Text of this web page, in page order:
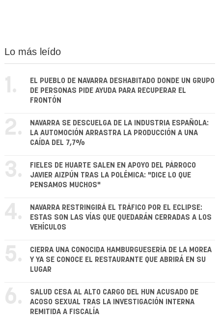
Lo más leído
1.
EL PUEBLO DE NAVARRA DESHABITADO DONDE UN GRUPO
DE PERSONAS PIDE AYUDA PARA RECUPERAR EL
FRONTÓN
2.
NAVARRA SE DESCUELGA DE LA INDUSTRIA ESPAÑOLA:
LA AUTOMOCIÓN ARRASTRA LA PRODUCCIÓN A UNA
CAÍDA DEL 7,7%
3.
FIELES DE HUARTE SALEN EN APOYO DEL PÁRROCO
JAVIER AIZPÚN TRAS LA POLÉMICA: "DICE LO QUE
PENSAMOS MUCHOS"
4.
NAVARRA RESTRINGIRÁ EL TRÁFICO POR EL ECLIPSE:
ESTAS SON LAS VÍAS QUE QUEDARÁN CERRADAS A LOS
VEHÍCULOS
5.
CIERRA UNA CONOCIDA HAMBURGUESERÍA DE LA MOREA
Y YA SE CONOCE EL RESTAURANTE QUE ABRIRÁ EN SU
LUGAR
6.
SALUD CESA AL ALTO CARGO DEL HUN ACUSADO DE
ACOSO SEXUAL TRAS LA INVESTIGACIÓN INTERNA
REMITIDA A FISCALÍA